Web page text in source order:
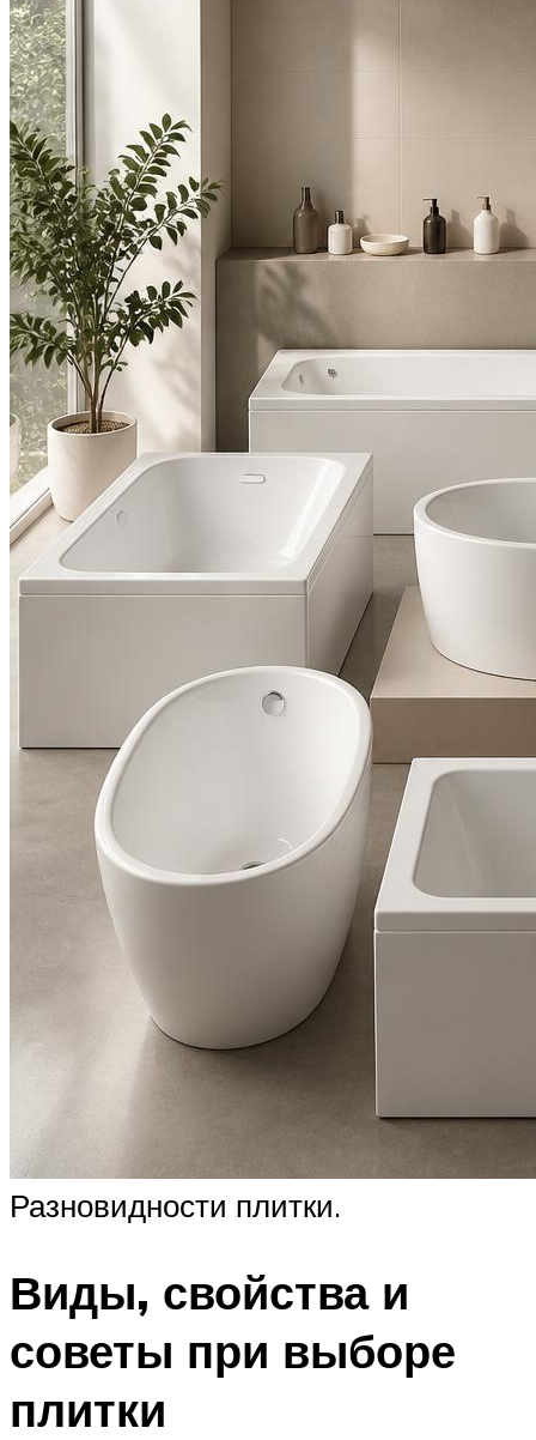
Разновидности плитки.
Виды, свойства и
советы при выборе
плитки